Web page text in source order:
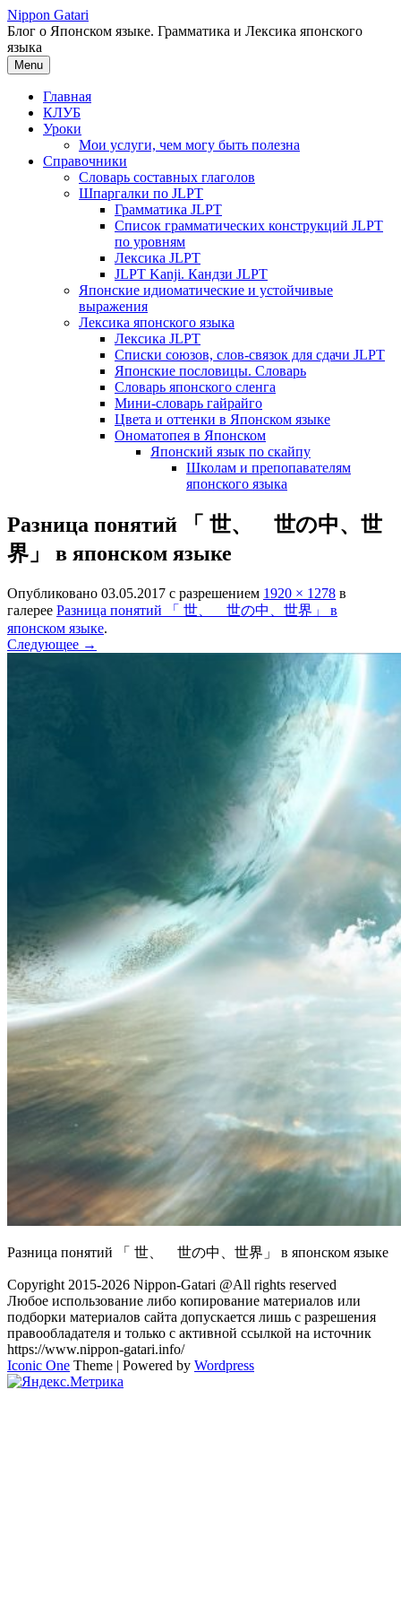
Перейти
к
содержимому
Nippon Gatari
Блог о Японском языке. Грамматика и Лексика японского
языка
Menu
Главная
КЛУБ
Уроки
Мои услуги, чем могу быть полезна
Справочники
Словарь составных глаголов
Шпаргалки по JLPT
Грамматика JLPT
Список грамматических конструкций JLPT
по уровням
Лексика JLPT
JLPT Kanji. Кандзи JLPT
Японские идиоматические и устойчивые
выражения
Лексика японского языка
Лексика JLPT
Списки союзов, слов-связок для сдачи JLPT
Японские пословицы. Словарь
Словарь японского сленга
Мини-словарь гайрайго
Цвета и оттенки в Японском языке
Ономатопея в Японском
Японский язык по скайпу
Школам и препопавателям
японского языка
Разница понятий 「 世、 世の中、世
界」 в японском языке
Опубликовано 03.05.2017 с разрешением 1920 × 1278 в
галерее Разница понятий 「 世、 世の中、世界」 в
японском языке.
Следующее →
Разница понятий 「 世、 世の中、世界」 в японском языке
Copyright 2015-2026 Nippon-Gatari @All rights reserved
Любое использование либо копирование материалов или
подборки материалов сайта допускается лишь с разрешения
правообладателя и только с активной ссылкой на источник
https://www.nippon-gatari.info/
Iconic One Theme | Powered by Wordpress